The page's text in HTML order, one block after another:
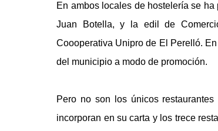
En ambos locales de hostelería se
Juan Botella, y la edil de
Coooperativa Unipro de El Perelló.
del municipio a modo de promoción.
Pero no son los únicos
incorporan en su carta y los trece